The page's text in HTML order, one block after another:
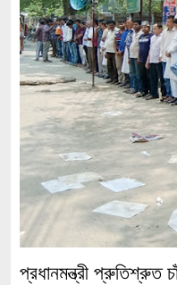
প্রধানমন্ত্রী প্রুতিশ্রুত